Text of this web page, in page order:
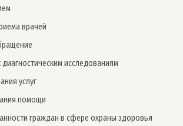
врачей
исследованиям
услуг
помощи
граждан в сфере охраны здоровья